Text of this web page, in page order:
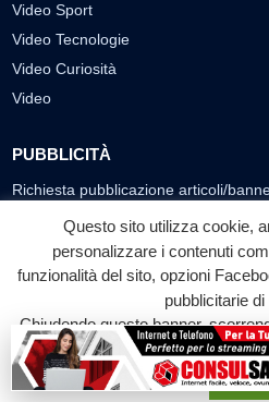
Video Sport
Video Tecnologie
Video Curiosità
Video
PUBBLICITÀ
Richiesta pubblicazione articoli/
SEGUICI SUI SOCIAL
f
Facebook
◎
© 2026 LABTV - Tutti
Questo sito utilizza cookie,
personalizzare i contenuti
funzionalità del sito, opzioni
pubblicitarie di
Chiudendo questo banner,
su qualunque suo elemento